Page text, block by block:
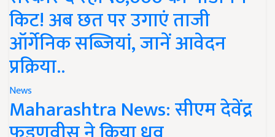
किट! अब छत पर उगाएं ताजी
ऑर्गेनिक सब्जियां, जानें आवेदन
प्रक्रिया..
News
Maharashtra News: सीएम देवेंद्र